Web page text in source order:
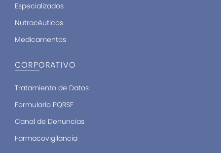
Especializados
Nutracéuticos
Medicamentos
CORPORATIVO
Tratamiento de Datos
Formulario PQRSF
Canal de Denuncias
Farmacovigilancia